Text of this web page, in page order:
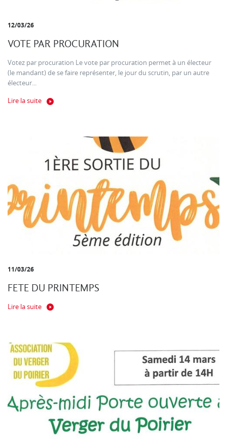
12/03/26
VOTE PAR PROCURATION
Votez par procuration Le vote par procuration permet à un électeur
(le mandant) de se faire représenter, le jour du scrutin, par un autre
électeur...
Lire la suite
11/03/26
FETE DU PRINTEMPS
Lire la suite